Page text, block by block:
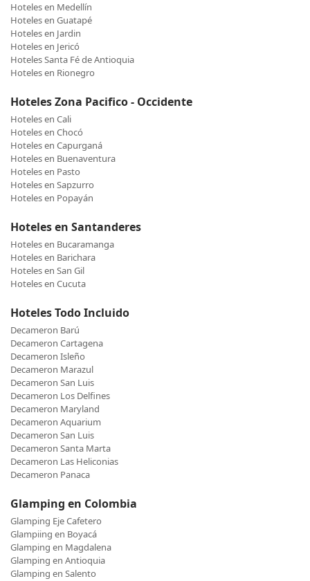
Hoteles en Medellín
Hoteles en Guatapé
Hoteles en Jardin
Hoteles en Jericó
Hoteles Santa Fé de Antioquia
Hoteles en Rionegro
Hoteles Zona Pacifico - Occidente
Hoteles en Cali
Hoteles en Chocó
Hoteles en Capurganá
Hoteles en Buenaventura
Hoteles en Pasto
Hoteles en Sapzurro
Hoteles en Popayán
Hoteles en Santanderes
Hoteles en Bucaramanga
Hoteles en Barichara
Hoteles en San Gil
Hoteles en Cucuta
Hoteles Todo Incluido
Decameron Barú
Decameron Cartagena
Decameron Isleño
Decameron Marazul
Decameron San Luis
Decameron Los Delfines
Decameron Maryland
Decameron Aquarium
Decameron San Luis
Decameron Santa Marta
Decameron Las Heliconias
Decameron Panaca
Glamping en Colombia
Glamping Eje Cafetero
Glampiing en Boyacá
Glamping en Magdalena
Glamping en Antioquia
Glamping en Salento